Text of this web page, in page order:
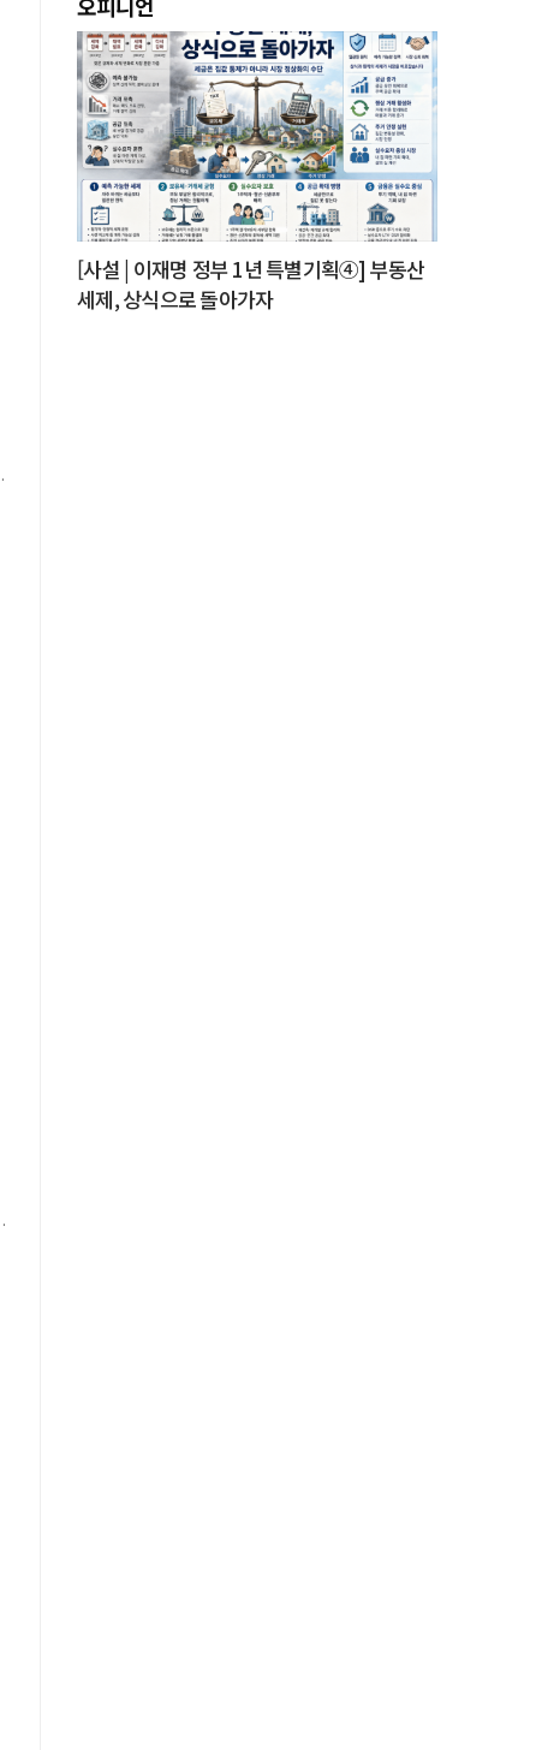
[사설 | 이재명 정부 1년 특별기획④] 부동산
세제, 상식으로 돌아가자